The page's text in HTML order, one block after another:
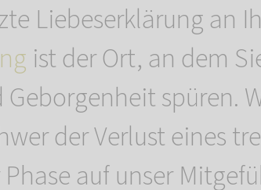
Liebeserklärung an
ist der Ort, an dem
spüren.
der Verlust eines
auf unser